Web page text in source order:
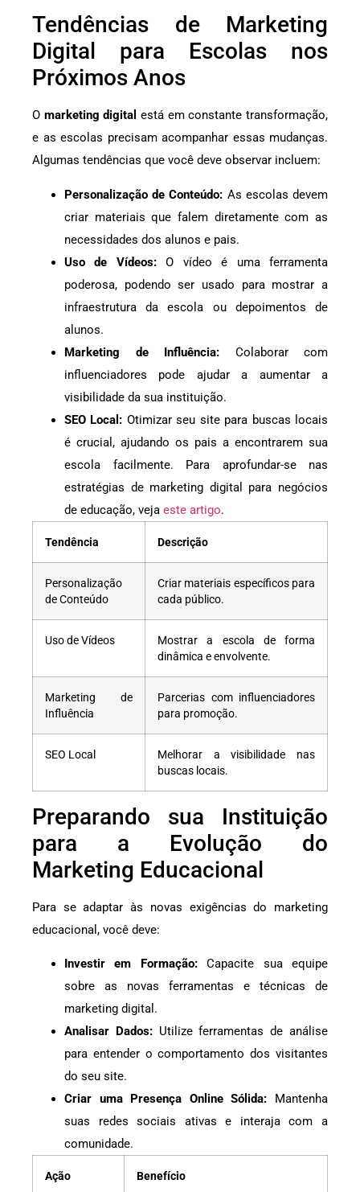
Tendências de Marketing
Digital para Escolas nos
Próximos Anos
O marketing digital está em constante transformação,
e as escolas precisam acompanhar essas mudanças.
Algumas tendências que você deve observar incluem:
Personalização de Conteúdo: As escolas devem
criar materiais que falem diretamente com as
necessidades dos alunos e pais.
Uso de Vídeos:O vídeo é uma ferramenta
poderosa, podendo ser usado para mostrar a
infraestrutura da escola ou depoimentos de
alunos.
Marketing de Influência: Colaborar com
influenciadores pode ajudar a aumentar a
visibilidade da sua instituição.
SEO Local: Otimizar seu site para buscas locais
é crucial, ajudando os pais a encontrarem sua
escola facilmente. Para aprofundar-se nas
estratégias de marketing digital para negócios
de educação, veja este artigo.
Tendência Descrição
Personalização
de Conteúdo
Criar materiais específicos para
cada público.
Uso de Vídeos
Mostrar a escola de forma
dinâmica e envolvente.
Marketing de
Influência
Parcerias com influenciadores
para promoção.
SEO Local
Melhorar a visibilidade nas
buscas locais.
Preparando sua Instituição
para a Evolução do
Marketing Educacional
Para se adaptar às novas exigências do marketing
educacional, você deve:
Investir em Formação:Capacite sua equipe
sobre as novas ferramentas e técnicas de
marketing digital.
Analisar Dados:Utilize ferramentas de análise
para entender o comportamento dos visitantes
do seu site.
Criar uma Presença Online Sólida: Mantenha
suas redes sociais ativas e interaja com a
comunidade.
Ação Benefício